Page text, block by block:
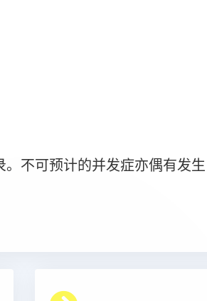
不可预计的并发症亦偶有发